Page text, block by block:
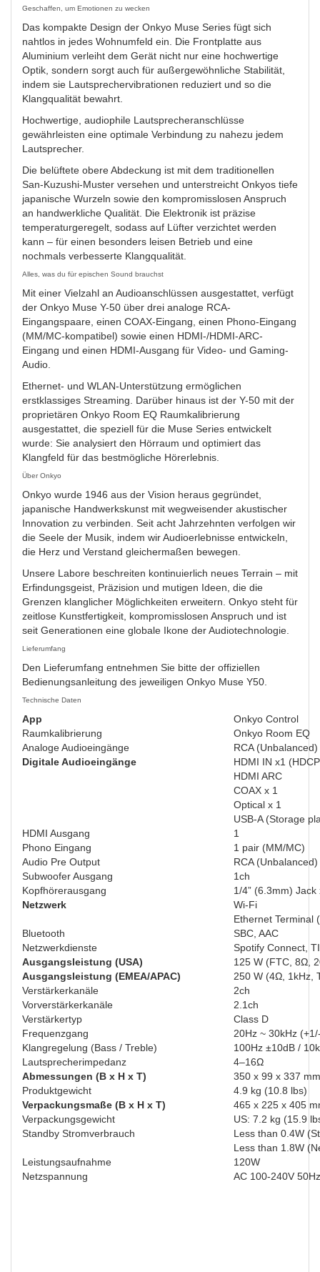
Geschaffen, um Emotionen zu wecken
Das kompakte Design der Onkyo Muse Series fügt sich
nahtlos in jedes Wohnumfeld ein. Die Frontplatte aus
Aluminium verleiht dem Gerät nicht nur eine hochwertige
Optik, sondern sorgt auch für außergewöhnliche Stabilität,
indem sie Lautsprechervibrationen reduziert und so die
Klangqualität bewahrt.
Hochwertige, audiophile Lautsprecheranschlüsse
gewährleisten eine optimale Verbindung zu nahezu jedem
Lautsprecher.
Die belüftete obere Abdeckung ist mit dem traditionellen
San-Kuzushi-Muster versehen und unterstreicht Onkyos tiefe
japanische Wurzeln sowie den kompromisslosen Anspruch
an handwerkliche Qualität. Die Elektronik ist präzise
temperaturgeregelt, sodass auf Lüfter verzichtet werden
kann – für einen besonders leisen Betrieb und eine
nochmals verbesserte Klangqualität.
Alles, was du für epischen Sound brauchst
Mit einer Vielzahl an Audioanschlüssen ausgestattet, verfügt
der Onkyo Muse Y-50 über drei analoge RCA-
Eingangspaare, einen COAX-Eingang, einen Phono-Eingang
(MM/MC-kompatibel) sowie einen HDMI-/HDMI-ARC-
Eingang und einen HDMI-Ausgang für Video- und Gaming-
Audio.
Ethernet- und WLAN-Unterstützung ermöglichen
erstklassiges Streaming. Darüber hinaus ist der Y-50 mit der
proprietären Onkyo Room EQ Raumkalibrierung
ausgestattet, die speziell für die Muse Series entwickelt
wurde: Sie analysiert den Hörraum und optimiert das
Klangfeld für das bestmögliche Hörerlebnis.
Über Onkyo
Onkyo wurde 1946 aus der Vision heraus gegründet,
japanische Handwerkskunst mit wegweisender akustischer
Innovation zu verbinden. Seit acht Jahrzehnten verfolgen wir
die Seele der Musik, indem wir Audioerlebnisse entwickeln,
die Herz und Verstand gleichermaßen bewegen.
Unsere Labore beschreiten kontinuierlich neues Terrain – mit
Erfindungsgeist, Präzision und mutigen Ideen, die die
Grenzen klanglicher Möglichkeiten erweitern. Onkyo steht für
zeitlose Kunstfertigkeit, kompromisslosen Anspruch und ist
seit Generationen eine globale Ikone der Audiotechnologie.
Lieferumfang
Den Lieferumfang entnehmen Sie bitte der offiziellen
Bedienungsanleitung des jeweiligen Onkyo Muse Y50.
Technische Daten
App
Onkyo Control
Raumkalibrierung
Onkyo Room EQ
Analoge Audioeingänge
RCA
Digitale Audioeingänge
HDMI IN x1
HDMI ARC
COAX x 1
Optical x 1
USB-A (Storage
HDMI Ausgang
1
Phono Eingang
1 pair (MM/MC)
Audio Pre Output
RCA
Subwoofer Ausgang
1ch
Kopfhörerausgang
1/4” (6.3mm) Jack
Netzwerk
Wi-Fi
Ethernet Terminal
Bluetooth
SBC, AAC
Netzwerkdienste
Spotify Connect,
Ausgangsleistung (USA)
125 W (FTC, 8Ω,
Ausgangsleistung (EMEA/APAC)
250 W (4Ω, 1kHz,
Verstärkerkanäle
2ch
Vorverstärkerkanäle
2.1ch
Verstärkertyp
Class D
Frequenzgang
20Hz ~ 30kHz
Klangregelung (Bass / Treble)
100Hz ±10dB /
Lautsprecherimpedanz
4–16Ω
Abmessungen (B x H x T)
350 x 99 x 337
Produktgewicht
4.9 kg (10.8 lbs)
Verpackungsmaße (B x H x T)
465 x 225 x 405
Verpackungsgewicht
US: 7.2 kg (15.9
Standby Stromverbrauch
Less than 0.4W
Less than 1.8W
Leistungsaufnahme
120W
Netzspannung
AC 100-240V